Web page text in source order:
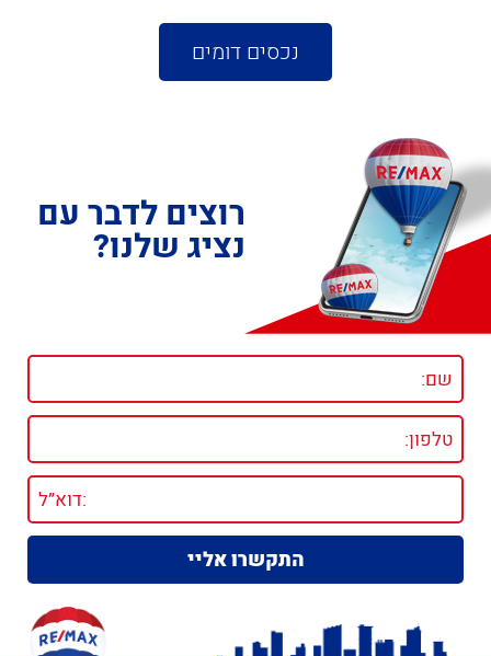
נכסים דומים
רוצים לדבר עם
נציג שלנו?